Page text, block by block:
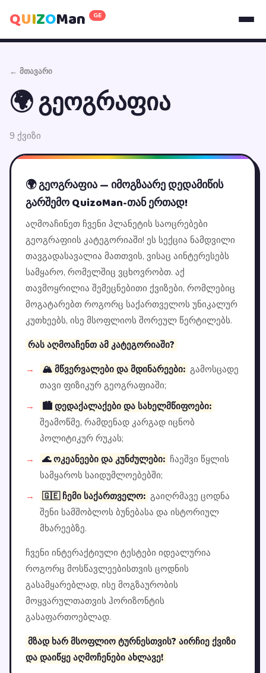
QUIZOMan GE
← მთავარი
🌍 გეოგრაფია
9 ქვიზი
🌍 გეოგრაფია — იმოგზაარე დედამიწის
გარშემო QuizoMan-თან ერთად!
აღმოაჩინეთ ჩვენი პლანეტის საოცრებები
გეოგრაფიის კატეგორიაში! ეს სექცია ნამდვილი
თავგადასავალია მათთვის, ვისაც აინტერესებს
სამყარო, რომელშიც ვცხოვრობთ. აქ
თავმოყრილია შემეცნებითი ქვიზები, რომლებიც
მოგატარებთ როგორც საქართველოს უნიკალურ
კუთხეებს, ისე მსოფლიოს შორეულ წერტილებს.
რას აღმოაჩენთ ამ კატეგორიაში?
🏔️ მწვერვალები და მდინარეები: გამოსცადე
თავი ფიზიკურ გეოგრაფიაში;
🏙️ დედაქალაქები და სახელმწიფოები:
შეამოწმე, რამდენად კარგად იცნობ
პოლიტიკურ რუკას;
🌊 ოკეანეები და კუნძულები: ჩაეშვი წყლის
სამყაროს საიდუმლოებებში;
🇬🇪 ჩემი საქართველო: გაიღრმავე ცოდნა
შენი სამშობლოს ბუნებასა და ისტორიულ
მხარეებზე.
ჩვენი ინტერაქტიული ტესტები იდეალურია
როგორც მოსწავლეებისთვის ცოდნის
გასამყარებლად, ისე მოგზაურობის
მოყვარულთათვის ჰორიზონტის
გასაფართოებლად.
მზად ხარ მსოფლიო ტურნესთვის? აირჩიე ქვიზი
და დაიწყე აღმოჩენები ახლავე!